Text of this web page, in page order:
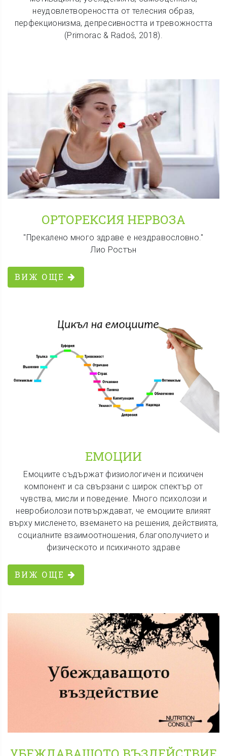
неудовлетвореността от телесния образ,
перфекционизма, депресивността и тревожността
(Primorac & Radoš, 2018).
ОРТОРЕКСИЯ НЕРВОЗА
"Прекалено много здраве е нездравословно."
Лио Ростън
ВИЖ ОЩЕ
ЕМОЦИИ
Емоциите съдържат физиологичен и психичен
компонент и са свързани с широк спектър от
чувства, мисли и поведение. Много психолози и
невробиолози потвърждават, че емоциите влияят
върху мисленето, вземането на решения, действията,
социалните взаимоотношения, благополучието и
физическото и психичното здраве
ВИЖ ОЩЕ